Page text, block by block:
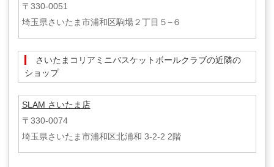
〒330-0051
埼玉県さいたま市浦和区駒場２丁目５−６
さいたまコリアミニバスケットボールクラブの近隣の
ショップ
SLAM さいたま店
〒330-0074
埼玉県さいたま市浦和区北浦和 3-2-2 2階